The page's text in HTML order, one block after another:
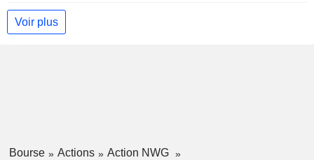
Voir plus
Bourse Actions
Action NWG